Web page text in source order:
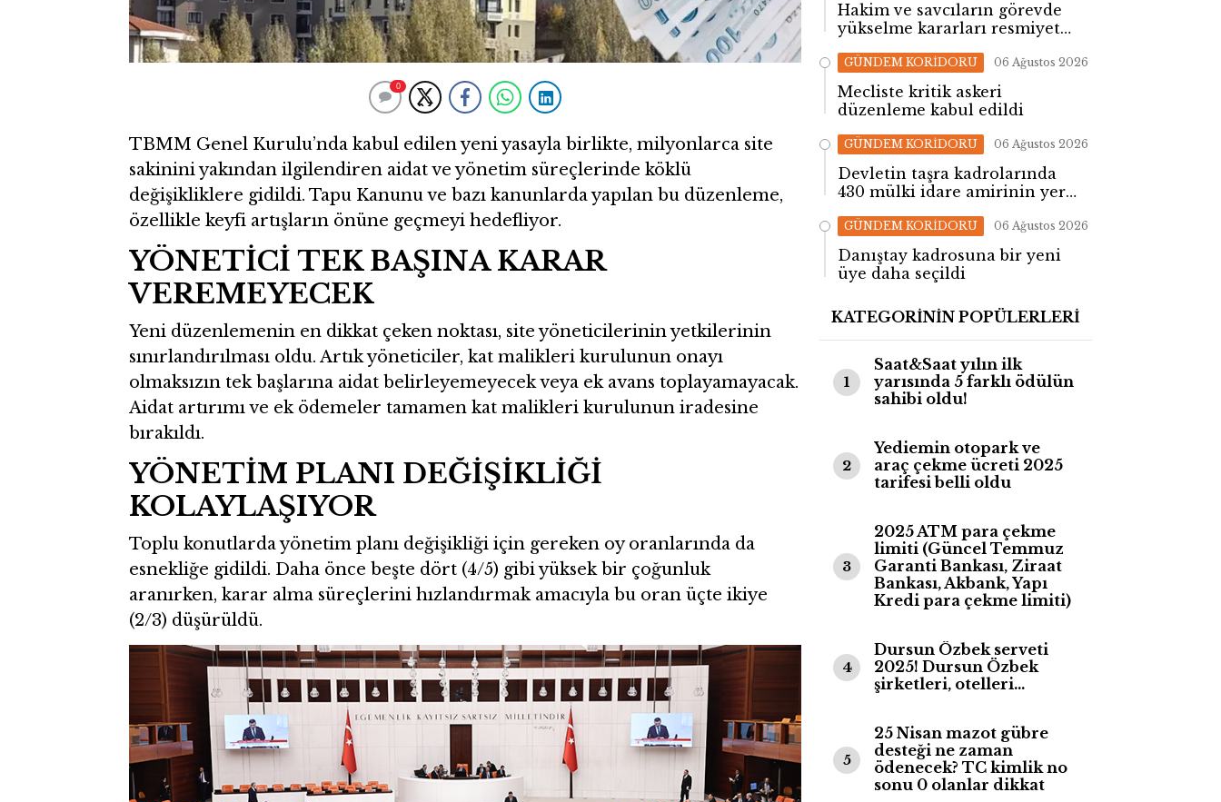
0
TBMM Genel Kurulu’nda kabul edilen yeni yasayla birlikte, milyonlarca site
sakinini yakından ilgilendiren aidat ve yönetim süreçlerinde köklü
değişikliklere gidildi. Tapu Kanunu ve bazı kanunlarda yapılan bu düzenleme,
özellikle keyfi artışların önüne geçmeyi hedefliyor.
YÖNETİCİ TEK BAŞINA KARAR
VEREMEYECEK
Yeni düzenlemenin en dikkat çeken noktası, site yöneticilerinin yetkilerinin
sınırlandırılması oldu. Artık yöneticiler, kat malikleri kurulunun onayı
olmaksızın tek başlarına aidat belirleyemeyecek veya ek avans toplayamayacak.
Aidat artırımı ve ek ödemeler tamamen kat malikleri kurulunun iradesine
bırakıldı.
YÖNETİM PLANI DEĞİŞİKLİĞİ
KOLAYLAŞIYOR
Toplu konutlarda yönetim planı değişikliği için gereken oy oranlarında da
esnekliğe gidildi. Daha önce beşte dört (4/5) gibi yüksek bir çoğunluk
aranırken, karar alma süreçlerini hızlandırmak amacıyla bu oran üçte ikiye
(2/3) düşürüldü.
Hakim ve savcıların görevde
yükselme kararları resmiyet
GÜNDEM KORİDORU 06 Ağustos 2026
Mecliste kritik askeri
düzenleme kabul edildi
GÜNDEM KORİDORU 06 Ağustos 2026
Devletin taşra kadrolarında
430 mülki idare amirinin yeri
GÜNDEM KORİDORU 06 Ağustos 2026
Danıştay kadrosuna bir yeni
üye daha seçildi
KATEGORİNİN POPÜLERLERİ
1
Saat&Saat yılın ilk
yarısında 5 farklı ödülün
sahibi oldu!
2
Yediemin otopark ve
araç çekme ücreti 2025
tarifesi belli oldu
3
2025 ATM para çekme
limiti (Güncel Temmuz
Garanti Bankası, Ziraat
Bankası, Akbank, Yapı
Kredi para çekme limiti)
4
Dursun Özbek serveti
2025! Dursun Özbek
şirketleri, otelleri…
5
25 Nisan mazot gübre
desteği ne zaman
ödenecek? TC kimlik no
sonu 0 olanlar dikkat